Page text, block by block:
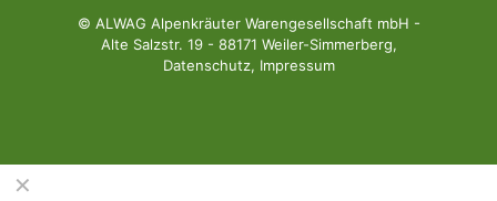
© ALWAG Alpenkräuter Warengesellschaft mbH -
Alte Salzstr. 19 - 88171 Weiler-Simmerberg,
Datenschutz, Impressum
✕